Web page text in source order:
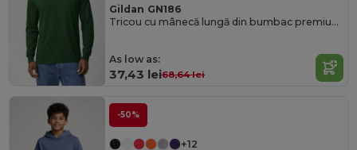
Gildan GN186
Tricou cu mânecă lungă din bumbac premium pentru bărbați
As low as:
37,43 lei68,64 lei
-50%
+12